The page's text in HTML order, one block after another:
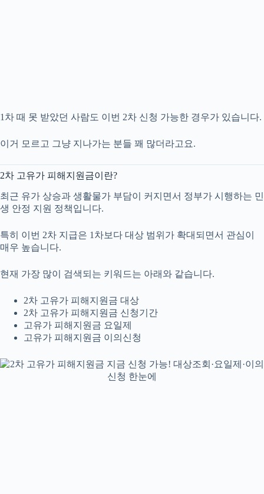
1차 때 못 받았던 사람도 이번 2차 신청 가능한 경우가 있습니다.
이거 모르고 그냥 지나가는 분들 꽤 많더라고요.
2차 고유가 피해지원금이란?
최근 유가 상승과 생활물가 부담이 커지면서 정부가 시행하는 민
생 안정 지원 정책입니다.
특히 이번 2차 지급은 1차보다 대상 범위가 확대되면서 관심이
매우 높습니다.
현재 가장 많이 검색되는 키워드는 아래와 같습니다.
2차 고유가 피해지원금 대상
2차 고유가 피해지원금 신청기간
고유가 피해지원금 요일제
고유가 피해지원금 이의신청